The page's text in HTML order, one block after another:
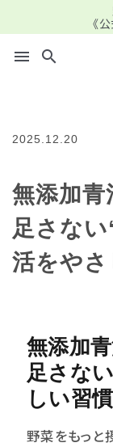
《
menu search
meeting_room ログイン
全商品一覧
＿バリュー (定
＿パーソナラ
＿定期コース(上
＿店頭販売の青
2025.12.20
無添加青
足さな
活をや
無添加
足さな
しい習
野菜をもっと